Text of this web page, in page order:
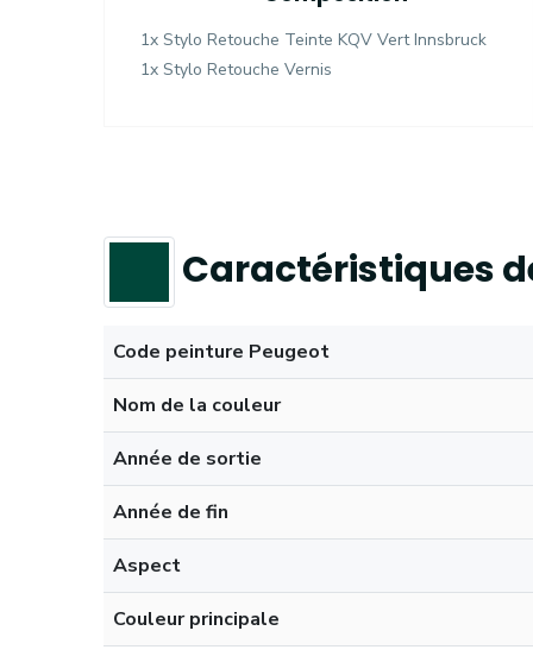
1x Stylo Retouche Teinte KQV Vert Innsbruck
1x Stylo Retouche Vernis
Caractéristiques
Code peinture Peugeot
Nom de la couleur
Année de sortie
Année de fin
Aspect
Couleur principale